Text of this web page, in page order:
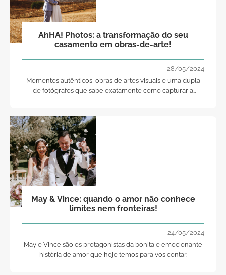
AhHA! Photos: a transformação do seu
casamento em obras-de-arte!
28/05/2024
Momentos autênticos, obras de artes visuais e uma dupla
de fotógrafos que sabe exatamente como capturar a
May & Vince: quando o amor não conhece
limites nem fronteiras!
24/05/2024
May e Vince são os protagonistas da bonita e emocionante
história de amor que hoje temos para vos contar.